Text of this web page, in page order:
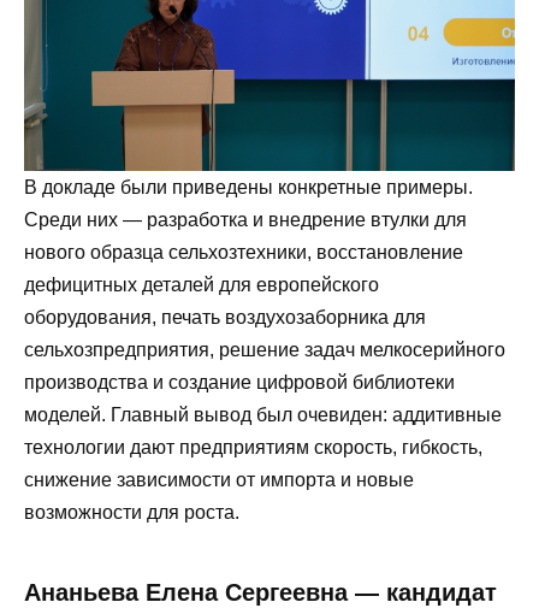
В докладе были приведены конкретные примеры.
Среди них — разработка и внедрение втулки для
нового образца сельхозтехники, восстановление
дефицитных деталей для европейского
оборудования, печать воздухозаборника для
сельхозпредприятия, решение задач мелкосерийного
производства и создание цифровой библиотеки
моделей. Главный вывод был очевиден: аддитивные
технологии дают предприятиям скорость, гибкость,
снижение зависимости от импорта и новые
возможности для роста.
Ананьева Елена Сергеевна — кандидат